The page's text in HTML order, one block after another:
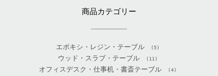
商品カテゴリー
エポキシ・レジン・テーブル (5)
ウッド・スラブ・テーブル (11)
オフィスデスク・仕事机・書斎テーブル (4)